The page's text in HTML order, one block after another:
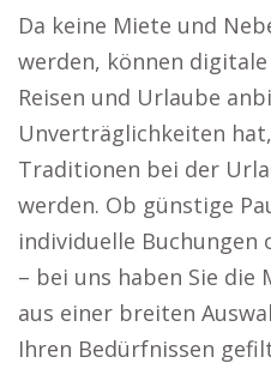
Da keine Miete und
werden, können
Reisen und Urlaube
Unverträglichkeiten
Traditionen bei der
werden. Ob günstige
individuelle
– bei uns haben Sie die
aus einer breiten
Ihren Bedürfnissen